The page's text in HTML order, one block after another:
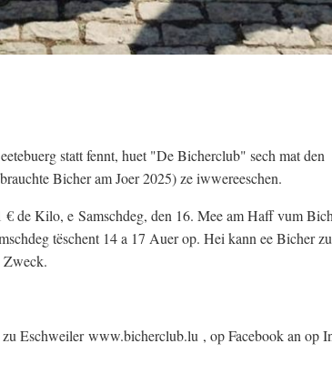
statt fennt, huet "De Bicherclub" sech mat den
Bicher am Joer 2025) ze iwwereeschen.
de Kilo, e Samschdeg, den 16. Mee am Haff vum
tëschent 14 a 17 Auer op. Hei kann ee Bicher
Zweck.
Eschweiler www.bicherclub.lu , op Facebook an op